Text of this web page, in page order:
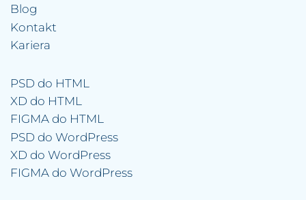
Blog
Kontakt
Kariera
PSD do HTML
XD do HTML
FIGMA do HTML
PSD do WordPress
XD do WordPress
FIGMA do WordPress